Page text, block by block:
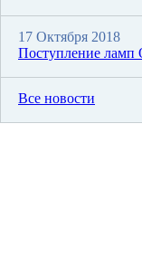
17 Октября 2018
Поступление ламп
Все новости